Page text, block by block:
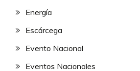
Energía
Escárcega
Evento Nacional
Eventos Nacionales